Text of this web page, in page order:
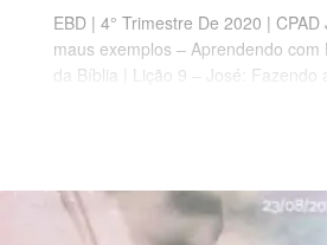
EBD | 4° Trimestre De 2020 |
maus exemplos – Aprendendo
da Bíblia | Lição 9 – José: Fazendo
TERÇA – Mt 1.19 José, um homem
– Mt 1.24 José, um homem crente